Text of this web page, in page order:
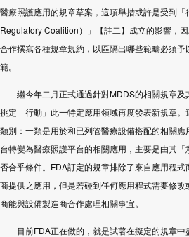
醫療照護應用的規章草案，這項舉措或許是受到「
Regulatory Coalition）」【註二】成立的影響，
合作撰寫各種規章規約，以區隔出哪些範疇必須
範。
繼今年二月正式通過針對MDDS的相關規章及
挑定「行動」此一特定應用領域再度發表新規章
類別：一類是用於和已列管醫療設備搭配的相關
台轉變為醫療照護平台的相關應用，主要是由其
否合乎條件。 FDA訂定的規章排除了來自應用程式
商提供之應用，但是若碰到任何應用程式需要修
商能與設備製造商合作處理相關事宜。
目前FDA正在做的，就是試著在擬定的規章